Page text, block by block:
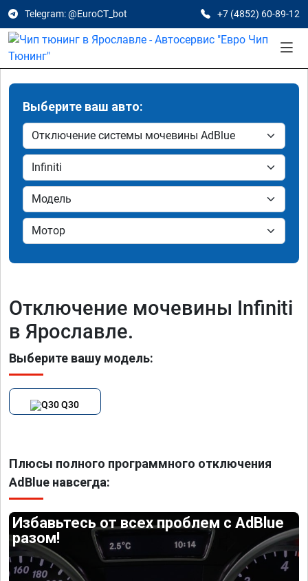
Telegram: @EuroCT_bot +7 (4852) 60-89-12
Выберите ваш авто:
Отключение мочевины Infiniti
в Ярославле.
Выберите вашу модель:
Q30
Плюсы полного программного отключения
AdBlue навсегда:
Избавьтесь от всех проблем с AdBlue
разом!